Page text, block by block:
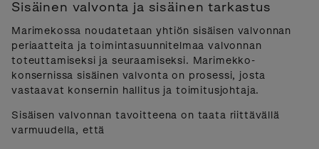
Sisäinen valvonta ja sisäinen tarkastus
Marimekossa noudatetaan yhtiön sisäisen valvonnan
periaatteita ja toimintasuunnitelmaa valvonnan
toteuttamiseksi ja seuraamiseksi. Marimekko-
konsernissa sisäinen valvonta on prosessi, josta
vastaavat konsernin hallitus ja toimitusjohtaja.
Sisäisen valvonnan tavoitteena on taata riittävällä
varmuudella, että